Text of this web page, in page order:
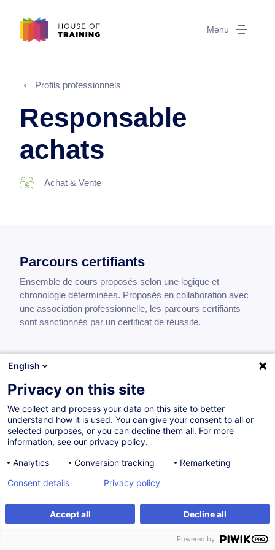
Menu
Profils professionnels
Responsable
achats
Achat & Vente
Parcours certifiants
Ensemble de cours proposés selon une logique et
chronologie déterminées. Proposés en collaboration avec
une association professionnelle, les parcours certifiants
sont sanctionnés par un certificat de réussite.
Parcours certifiant
1 450,00EUR
21.09.2026 41H
Formation présentielle Cours du jour
English
Privacy on this site
We collect and process your data on this site to better
understand how it is used. You can give your consent to all or
selected purposes, or you can decline them all. For more
information, see our privacy policy.
Analytics
Conversion tracking Remarketing
Accept all Decline all
Consent details Privacy policy
Powered by